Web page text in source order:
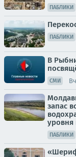
ПАБЛИКИ
ПАБЛИКИ
В
СМИ
запас
уровня
ПАБЛИКИ